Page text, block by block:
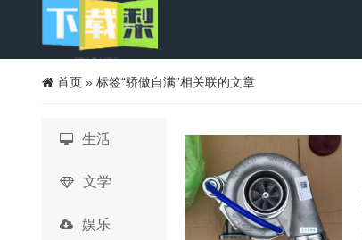
首页 » 标签“骄傲自满”相关联的文章
生活
文学
娱乐